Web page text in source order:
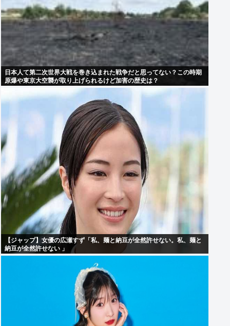
日本人て第二次世界大戦を巻き込まれた戦争だと思ってない？この時期
原爆や東京大空襲が取り上げられるけど加害の歴史は？
【ジャップ】女優の広瀬すず「私、麺と納豆が全然許せない。私、麺と
納豆が全然許せない 」